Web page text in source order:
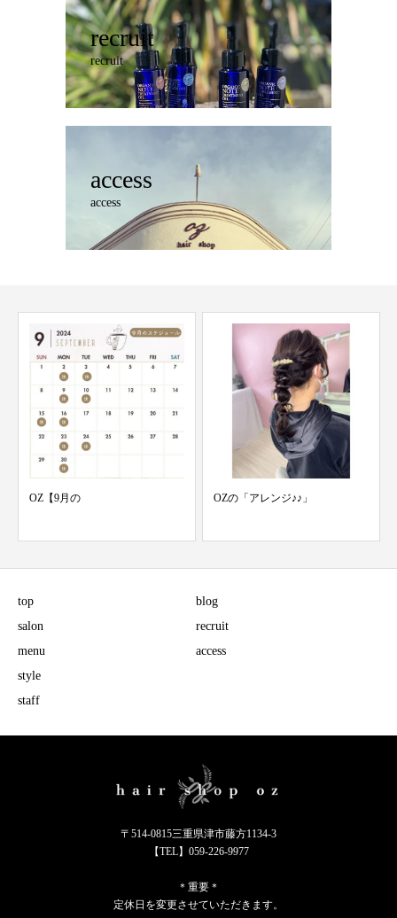
recruit
recruit
access
access
OZの「アレンジ♪♪」
top
salon
menu
style
staff
blog
recruit
access
〒514-0815三重県津市藤方1134-3
【TEL】059-226-9977
＊重要＊
定休日を変更させていただきます。